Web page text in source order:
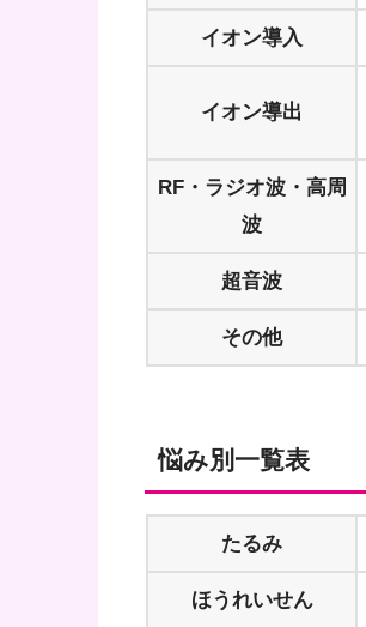
イオン導入
イオン導出
RF・ラジオ波・高周
波
超音波
その他
悩み別一覧表
たるみ
ほうれいせん